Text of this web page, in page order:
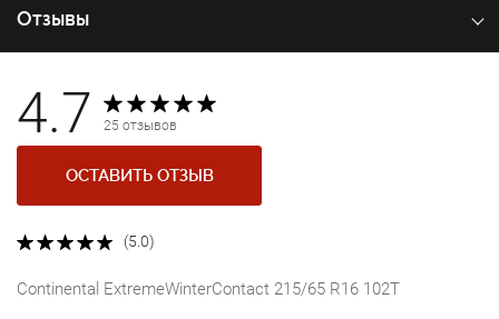
Отзывы
4.7 25 отзывов
ОСТАВИТЬ ОТЗЫВ
(5.0)
Continental ExtremeWinterContact 215/65 R16 102T